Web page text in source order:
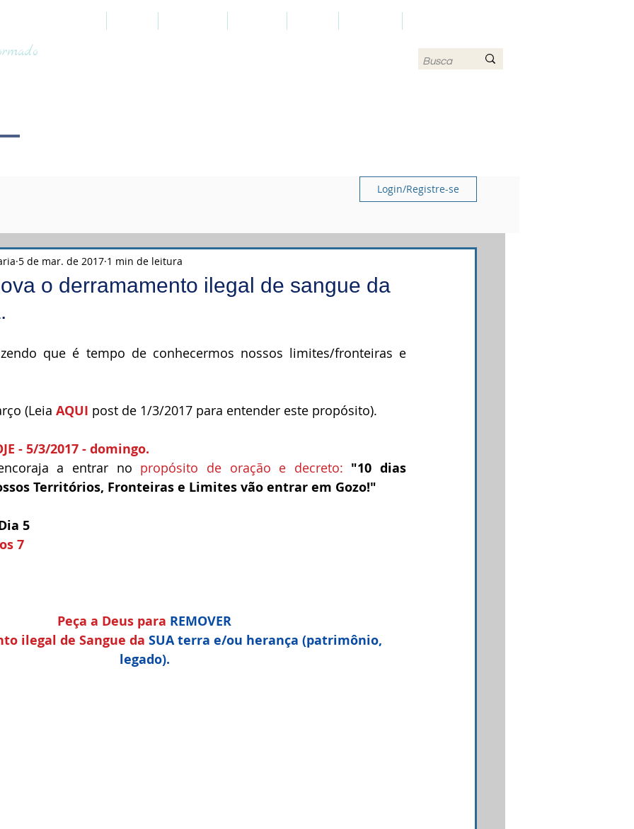
Login/Registre-se
o derramamento ilegal de sangue da
5 de mar. de 2017 1 min de leitura
que é tempo de conhecermos nossos limites/fronteiras e
(Leia AQUI post de 1/3/2017 para entender este propósito).
- 5/3/2017 - domingo.
a entrar no propósito de oração e decreto: "10 dias
Territórios, Fronteiras e Limites vão entrar em Gozo!"
5
7
Peça a Deus para REMOVER
ilegal de Sangue da SUA terra e/ou herança (patrimônio,
legado).